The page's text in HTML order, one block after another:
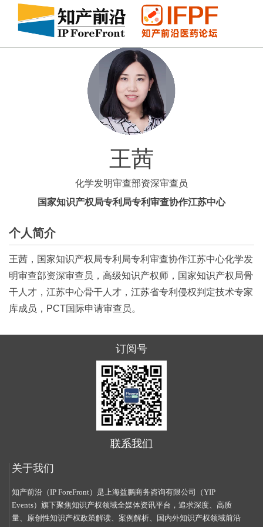
王茜
化学发明审查部资深审查员
国家知识产权局专利局专利审查协作江苏中心
个人简介
王茜，国家知识产权局专利局专利审查协作江苏中心化学发
明审查部资深审查员，高级知识产权师，国家知识产权局骨
干人才，江苏中心骨干人才，江苏省专利侵权判定技术专家
库成员，PCT国际申请审查员。
订阅号
联系我们
关于我们
知产前沿（IP ForeFront）是上海益鹏商务咨询有限公司（YIP
Events）旗下聚焦知识产权领域全媒体资讯平台，追求深度、高质
量、原创性知识产权政策解读、案例解析、国内外知识产权领域前沿